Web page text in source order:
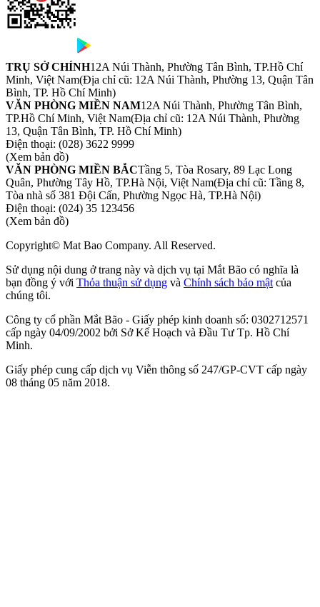
TRỤ SỞ CHÍNH12A Núi Thành, Phường Tân Bình, TP.Hồ Chí
Minh, Việt Nam(Địa chỉ cũ: 12A Núi Thành, Phường 13, Quận Tân
Bình, TP. Hồ Chí Minh)
VĂN PHÒNG MIỀN NAM12A Núi Thành, Phường Tân Bình,
TP.Hồ Chí Minh, Việt Nam(Địa chỉ cũ: 12A Núi Thành, Phường
13, Quận Tân Bình, TP. Hồ Chí Minh)
Điện thoại: (028) 3622 9999
(Xem bản đồ)
VĂN PHÒNG MIỀN BẮCTầng 5, Tòa Rosary, 89 Lạc Long
Quân, Phường Tây Hồ, TP.Hà Nội, Việt Nam(Địa chỉ cũ: Tầng 8,
Tòa nhà số 381 Đội Cấn, Phường Ngọc Hà, TP.Hà Nội)
Điện thoại: (024) 35 123456
(Xem bản đồ)
Copyright© Mat Bao Company. All Reserved.
Sử dụng nội dung ở trang này và dịch vụ tại Mắt Bão có nghĩa là
bạn đồng ý với Thỏa thuận sử dụng và Chính sách bảo mật của
chúng tôi.
Công ty cổ phần Mắt Bão - Giấy phép kinh doanh số: 0302712571
cấp ngày 04/09/2002 bởi Sở Kế Hoạch và Đầu Tư Tp. Hồ Chí
Minh.
Giấy phép cung cấp dịch vụ Viễn thông số 247/GP-CVT cấp ngày
08 tháng 05 năm 2018.